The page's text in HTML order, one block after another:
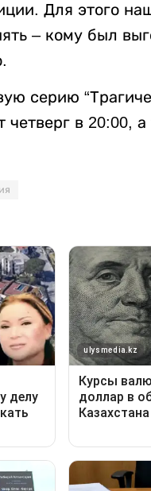
Для этого
– кому был
серию
четверг в 20:00,